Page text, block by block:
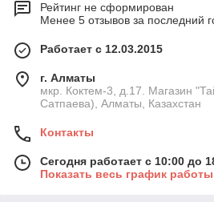
Рейтинг не сформирован
Менее 5 отзывов за последний
Работает с 12.03.2015
г. Алматы
мкр. Коктем-3, д.17. Магазин
Сатпаева), Алматы, Казахстан
Контакты
Сегодня работает с 10:00 до
Показать весь график работы